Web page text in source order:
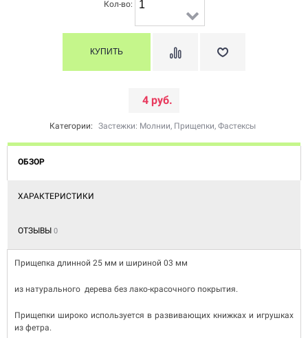
Кол-во:
4 руб.
Категории: Застежки: Молнии, Прищепки, Фастексы
ОБЗОР
ХАРАКТЕРИСТИКИ
ОТЗЫВЫ 0
Прищепка длинной 25 мм и шириной 03 мм
из натурального дерева без лако-красочного покрытия.
Прищепки широко используется в развивающих книжках и игрушках
из фетра.